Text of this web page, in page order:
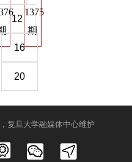
1375
期
12
16
20
复旦大学融媒体中心维护